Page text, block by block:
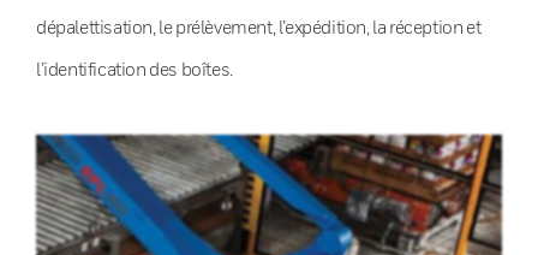
dépalettisation, le prélèvement, l’expédition, la réception et
l’identification des boîtes.